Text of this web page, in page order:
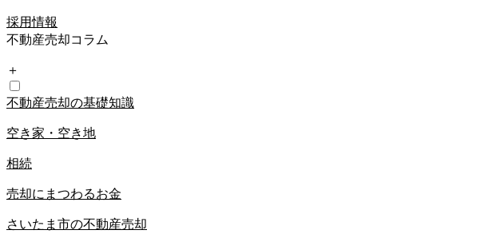
採用情報
不動産売却コラム
＋
不動産売却の基礎知識
空き家・空き地
相続
売却にまつわるお金
さいたま市の不動産売却